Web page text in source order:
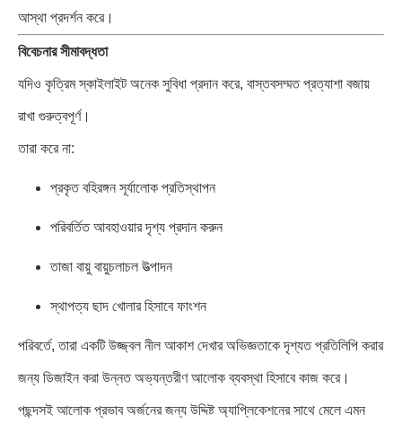
আস্থা প্রদর্শন করে।
বিবেচনার সীমাবদ্ধতা
যদিও কৃত্রিম স্কাইলাইট অনেক সুবিধা প্রদান করে, বাস্তবসম্মত প্রত্যাশা বজায়
রাখা গুরুত্বপূর্ণ।
তারা করে না:
প্রকৃত বহিরঙ্গন সূর্যালোক প্রতিস্থাপন
পরিবর্তিত আবহাওয়ার দৃশ্য প্রদান করুন
তাজা বায়ু বায়ুচলাচল উত্পাদন
স্থাপত্য ছাদ খোলার হিসাবে ফাংশন
পরিবর্তে, তারা একটি উজ্জ্বল নীল আকাশ দেখার অভিজ্ঞতাকে দৃশ্যত প্রতিলিপি করার
জন্য ডিজাইন করা উন্নত অভ্যন্তরীণ আলোক ব্যবস্থা হিসাবে কাজ করে।
পছন্দসই আলোক প্রভাব অর্জনের জন্য উদ্দিষ্ট অ্যাপ্লিকেশনের সাথে মেলে এমন